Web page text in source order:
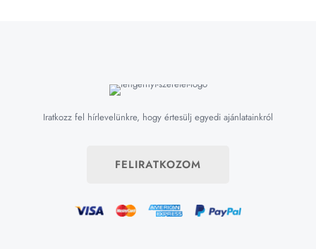
Iratkozz fel hírlevelünkre, hogy értesülj egyedi ajánlatainkról
FELIRATKOZOM